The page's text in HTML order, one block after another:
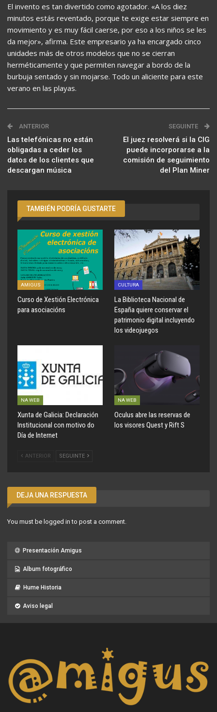
El invento es tan divertido como agotador. «A los diez
minutos estás reventado, porque te exige estar siempre en
movimiento y es muy fácil caerse, por eso a los niños se les
da mejor», afirma. Este empresario ya ha encargado cinco
unidades más de otros modelos que no se cierran
herméticamente y que permiten navegar a bordo de la
burbuja sentado y sin mojarse. Todo un aliciente para este
verano en las playas.
ANTERIOR
Las telefónicas no están
obligadas a ceder los
datos de los clientes que
descargan música
SEGUINTE
El juez resolverá si la CIG
puede incorporarse a la
comisión de seguimiento
del Plan Miner
TAMBIÉN PODRÍA GUSTARTE
AMIGUS
Curso de Xestión Electrónica
para asociacións
CULTURA
La Biblioteca Nacional de
España quiere conservar el
patrimonio digital incluyendo
los videojuegos
NA WEB
Xunta de Galicia: Declaración
Institucional con motivo do
Día de Internet
NA WEB
Oculus abre las reservas de
los visores Quest y Rift S
ANTERIOR SEGUINTE
DEJA UNA RESPUESTA
You must be logged in to post a comment.
Presentación Amigus
Album fotográfico
Hume Historia
Aviso legal